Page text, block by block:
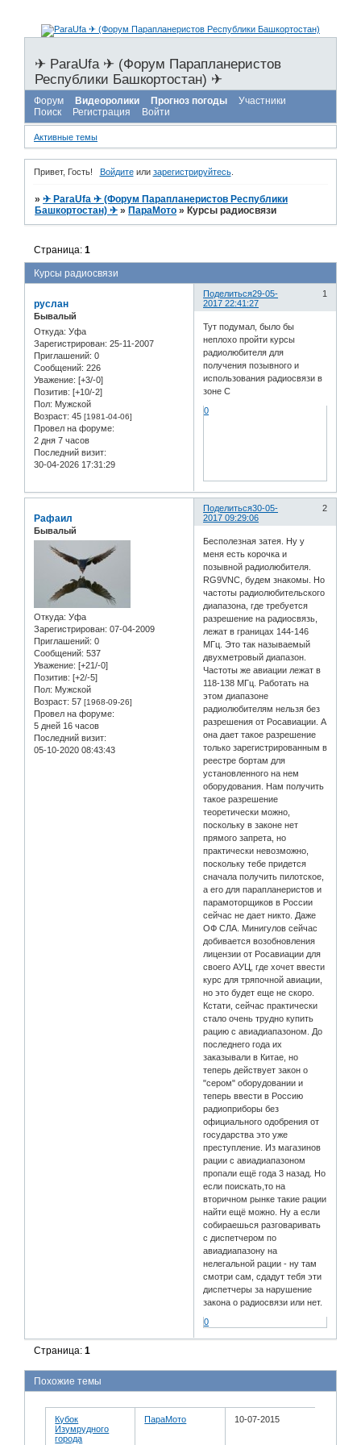
✈ ParaUfa ✈ (Форум Парапланеристов
Республики Башкортостан) ✈
Форум Видеоролики Прогноз погоды
Участники
Поиск
Регистрация Войти
Активные темы
Привет, Гость! Войдитеили зарегистрируйтесь.
»✈ ParaUfa ✈ (Форум Парапланеристов Республики
Башкортостан) ✈ » ПараМото » Курсы радиосвязи
Курсы радиосвязи
Страница:1
Поделиться 1
29-05-
2017 22:41:27
руслан
Бывалый
Откуда: Уфа
Зарегистрирован: 25-11-2007
Приглашений: 0
Сообщений: 226
Уважение: [+3/-0]
Позитив: [+10/-2]
Пол: Мужской
Возраст: 45 [1981-04-06]
Провел на форуме:
2 дня 7 часов
Последний визит:
30-04-2026 17:31:29
Тут подумал, было бы
неплохо пройти курсы
радиолюбителя для
получения позывного и
использования радиосвязи в
зоне С
0
Поделиться 2
30-05-
2017 09:29:06
Рафаил
Бывалый
Откуда: Уфа
Зарегистрирован: 07-04-2009
Приглашений: 0
Сообщений: 537
Уважение: [+21/-0]
Позитив: [+2/-5]
Пол: Мужской
Возраст: 57 [1968-09-26]
Провел на форуме:
5 дней 16 часов
Последний визит:
05-10-2020 08:43:43
Бесполезная затея. Ну у
меня есть корочка и
позывной радиолюбителя.
RG9VNC, будем знакомы. Но
частоты радиолюбительского
диапазона, где требуется
разрешение на радиосвязь,
лежат в границах 144-146
МГц. Это так называемый
двухметровый диапазон.
Частоты же авиации лежат в
118-138 МГц. Работать на
этом диапазоне
радиолюбителям нельзя без
разрешения от Росавиации. А
она дает такое разрешение
только зарегистрированным в
реестре бортам для
установленного на нем
оборудования. Нам получить
такое разрешение
теоретически можно,
поскольку в законе нет
прямого запрета, но
практически невозможно,
поскольку тебе придется
сначала получить пилотское,
а его для парапланеристов и
парамоторщиков в России
сейчас не дает никто. Даже
ОФ СЛА. Минигулов сейчас
добивается возобновления
лицензии от Росавиации для
своего АУЦ, где хочет ввести
курс для тряпочной авиации,
но это будет еще не скоро.
Кстати, сейчас практически
стало очень трудно купить
рацию с авиадиапазоном. До
последнего года их
заказывали в Китае, но
теперь действует закон о
"сером" оборудовании и
теперь ввести в Россию
радиоприборы без
официального одобрения от
государства это уже
преступление. Из магазинов
рации с авиадиапазоном
пропали ещё года 3 назад. Но
если поискать,то на
вторичном рынке такие рации
найти ещё можно. Ну а если
собираешься разговаривать
с диспетчером по
авиадиапазону на
нелегальной рации - ну там
смотри сам, сдадут тебя эти
диспетчеры за нарушение
закона о радиосвязи или нет.
0
Страница:1
Похожие темы
Кубок
Изумрудного
города
ПараМото 10-07-2015